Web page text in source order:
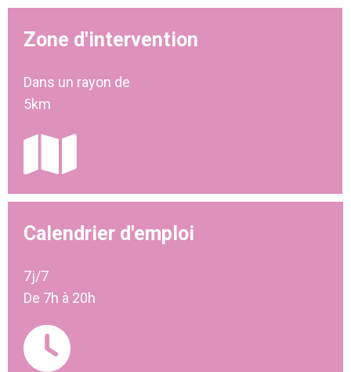
Zone d'intervention
Dans un rayon de
5km
Calendrier d'emploi
7j/7
De 7h à 20h